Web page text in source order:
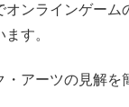
オンラインゲーム
す。
・アーツの見解を